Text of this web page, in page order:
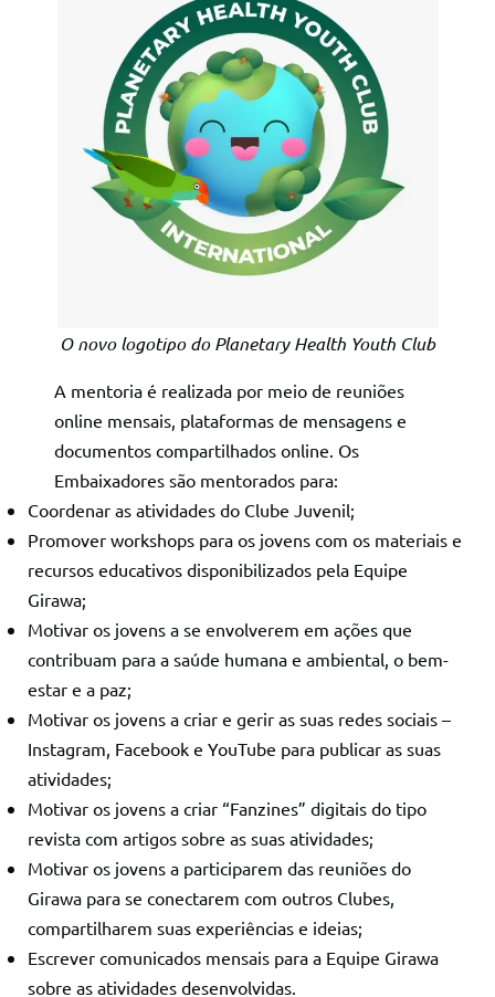
O novo logotipo do Planetary Health Youth Club
A mentoria é realizada por meio de reuniões
online mensais, plataformas de mensagens e
documentos compartilhados online. Os
Embaixadores são mentorados para:
Coordenar as atividades do Clube Juvenil;
Promover workshops para os jovens com os materiais e
recursos educativos disponibilizados pela Equipe
Girawa;
Motivar os jovens a se envolverem em ações que
contribuam para a saúde humana e ambiental, o bem-
estar e a paz;
Motivar os jovens a criar e gerir as suas redes sociais –
Instagram, Facebook e YouTube para publicar as suas
atividades;
Motivar os jovens a criar “Fanzines” digitais do tipo
revista com artigos sobre as suas atividades;
Motivar os jovens a participarem das reuniões do
Girawa para se conectarem com outros Clubes,
compartilharem suas experiências e ideias;
Escrever comunicados mensais para a Equipe Girawa
sobre as atividades desenvolvidas.